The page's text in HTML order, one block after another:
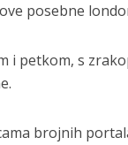
posebne
i petkom, s
brojnih